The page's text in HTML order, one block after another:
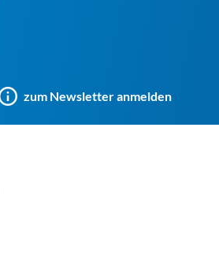
zum Newsletter anmelden